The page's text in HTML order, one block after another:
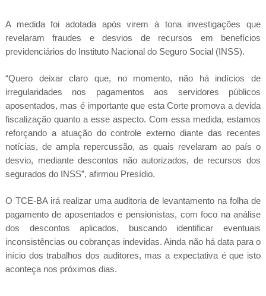
A medida foi adotada após virem à tona investigações que
revelaram fraudes e desvios de recursos em benefícios
previdenciários do Instituto Nacional do Seguro Social (INSS).
“Quero deixar claro que, no momento, não há indícios de
irregularidades nos pagamentos aos servidores públicos
aposentados, mas é importante que esta Corte promova a devida
fiscalização quanto a esse aspecto. Com essa medida, estamos
reforçando a atuação do controle externo diante das recentes
notícias, de ampla repercussão, as quais revelaram ao país o
desvio, mediante descontos não autorizados, de recursos dos
segurados do INSS”, afirmou Presídio.
O TCE-BA irá realizar uma auditoria de levantamento na folha de
pagamento de aposentados e pensionistas, com foco na análise
dos descontos aplicados, buscando identificar eventuais
inconsistências ou cobranças indevidas. Ainda não há data para o
início dos trabalhos dos auditores, mas a expectativa é que isto
aconteça nos próximos dias.